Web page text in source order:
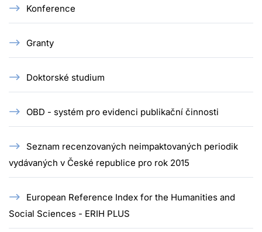
Konference
Granty
Doktorské studium
OBD - systém pro evidenci publikační činnosti
Seznam recenzovaných neimpaktovaných periodik
vydávaných v České republice pro rok 2015
European Reference Index for the Humanities and
Social Sciences - ERIH PLUS